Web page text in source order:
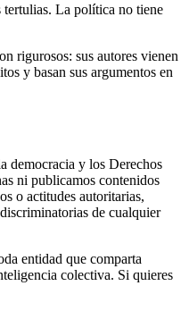
La política no tiene
rigurosos: sus autores vienen
y basan sus argumentos en
democracia y los Derechos
ni publicamos contenidos
o actitudes autoritarias,
de cualquier
entidad que comparta
colectiva. Si quieres